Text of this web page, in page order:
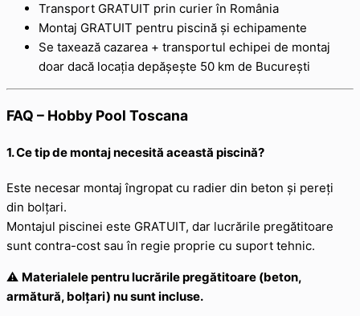
Transport GRATUIT prin curier în România
Montaj GRATUIT pentru piscină și echipamente
Se taxează cazarea + transportul echipei de montaj
doar dacă locația depășește 50 km de București
FAQ – Hobby Pool Toscana
1. Ce tip de montaj necesită această piscină?
Este necesar montaj îngropat cu radier din beton și pereți
din bolțari.
Montajul piscinei este GRATUIT, dar lucrările pregătitoare
sunt contra-cost sau în regie proprie cu suport tehnic.
⚠️ Materialele pentru lucrările pregătitoare (beton,
armătură, bolțari) nu sunt incluse.